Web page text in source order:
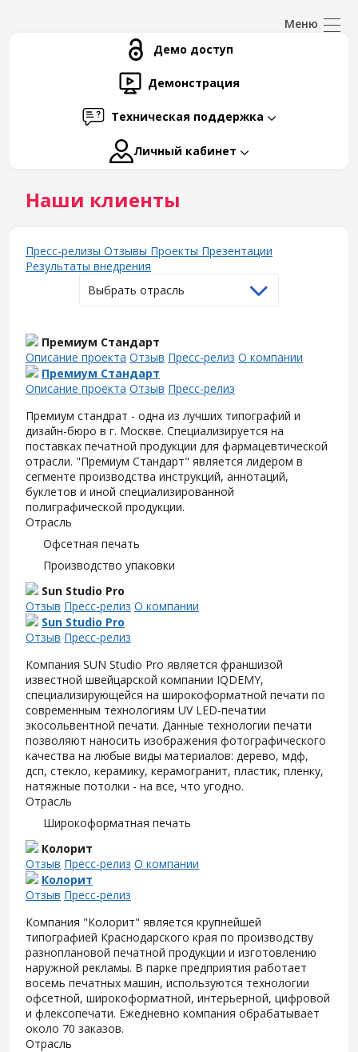
Демо доступ
Демонстрация
Техническая поддержка
Личный кабинет
Наши клиенты
Пресс-релизы Отзывы Проекты Презентации
Результаты внедрения
Выбрать отрасль
Премиум Стандарт
Описание проекта Отзыв Пресс-релиз О компании
Премиум Стандарт
Описание проекта Отзыв Пресс-релиз
Премиум стандрат - одна из лучших типографий и
дизайн-бюро в г. Москве. Специализируется на
поставках печатной продукции для фармацевтической
отрасли. "Премиум Стандарт" является лидером в
сегменте производства инструкций, аннотаций,
буклетов и иной специализированной
полиграфической продукции.
Отрасль
Офсетная печать
Производство упаковки
Sun Studio Pro
Отзыв Пресс-релиз О компании
Sun Studio Pro
Отзыв Пресс-релиз
Компания SUN Studio Pro является франшизой
известной швейцарской компании IQDEMY,
специализирующейся на широкоформатной печати по
современным технологиям UV LED-печатии
экосольвентной печати. Данные технологии печати
позволяют наносить изображения фотографического
качества на любые виды материалов: дерево, мдф,
дсп, стекло, керамику, керамогранит, пластик, пленку,
натяжные потолки - на все, что угодно.
Отрасль
Широкоформатная печать
Колорит
Отзыв Пресс-релиз О компании
Колорит
Отзыв Пресс-релиз
Компания "Колорит" является крупнейшей
типографией Краснодарского края по производству
разноплановой печатной продукции и изготовлению
наружной рекламы. В парке предприятия работает
восемь печатных машин, используются технологии
офсетной, широкоформатной, интерьерной, цифровой
и флексопечати. Ежедневно компания обрабатывает
около 70 заказов.
Отрасль